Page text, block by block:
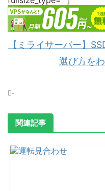
【ミライサーバー】
選び方を
-
関連記事